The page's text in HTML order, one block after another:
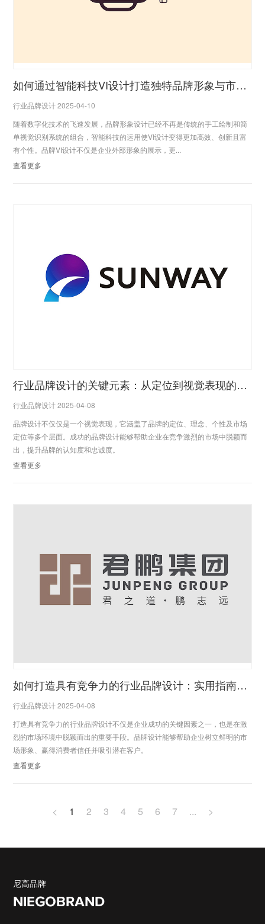
如何通过智能科技VI设计打造独特品牌形象与市场竞争力
行业品牌设计 2025-04-10
随着数字化技术的飞速发展，品牌形象设计已经不再是传统的手工绘制和简
单视觉识别系统的组合，智能科技的运用使VI设计变得更加高效、创新且富
有个性。品牌VI设计不仅是企业外部形象的展示，更...
查看更多
行业品牌设计的关键元素：从定位到视觉表现的全面解析
行业品牌设计 2025-04-08
品牌设计不仅仅是一个视觉表现，它涵盖了品牌的定位、理念、个性及市场
定位等多个层面。成功的品牌设计能够帮助企业在竞争激烈的市场中脱颖而
出，提升品牌的认知度和忠诚度。
查看更多
如何打造具有竞争力的行业品牌设计：实用指南与成功案例
行业品牌设计 2025-04-08
打造具有竞争力的行业品牌设计不仅是企业成功的关键因素之一，也是在激
烈的市场环境中脱颖而出的重要手段。品牌设计能够帮助企业树立鲜明的市
场形象、赢得消费者信任并吸引潜在客户。
查看更多
< 1 2 3 4 5 6 7 ... >
尼高品牌
NIEGOBRAND